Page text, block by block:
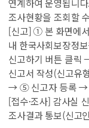
연계하여 운영됩니
조사현황을 조회할
[신고] ① 본 화면에
내 한국사회보장정
신고하기 버튼 클
신고서 작성(신고유
→ ⑤ 신고자 등록 →
[접수·조사] 감사실
조사결과 통보(신고